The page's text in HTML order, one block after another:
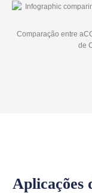
Comparação entre
de
Aplicações